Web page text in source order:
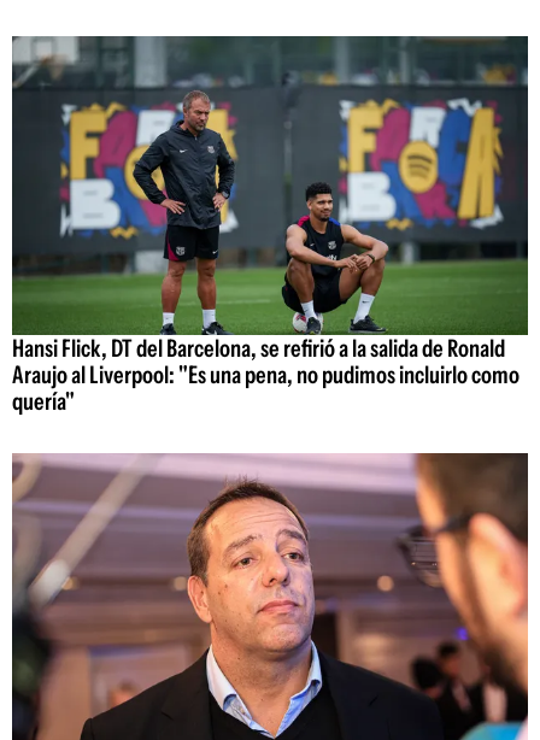
Hansi Flick, DT del Barcelona, se refirió a la salida de Ronald
Araujo al Liverpool: "Es una pena, no pudimos incluirlo como
quería"